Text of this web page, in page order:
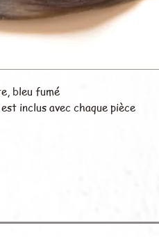
bleu fumé
inclus avec chaque pièce